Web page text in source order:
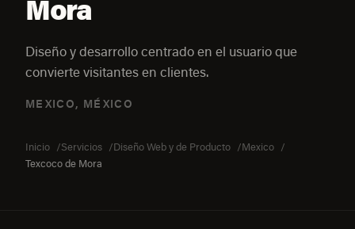
Mora
Diseño y desarrollo centrado en el usuario que
convierte visitantes en clientes.
MEXICO, MÉXICO
Inicio Servicios Diseño Web y de Producto
Mexico
Texcoco de Mora